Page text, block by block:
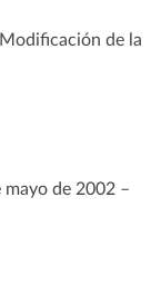
de la
de 2002 –